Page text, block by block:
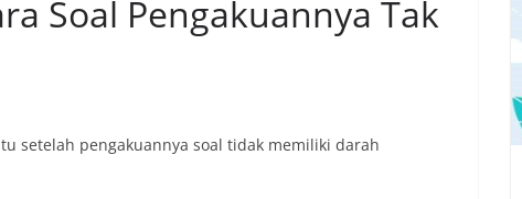
Soal Pengakuannya Tak
setelah pengakuannya soal tidak memiliki darah